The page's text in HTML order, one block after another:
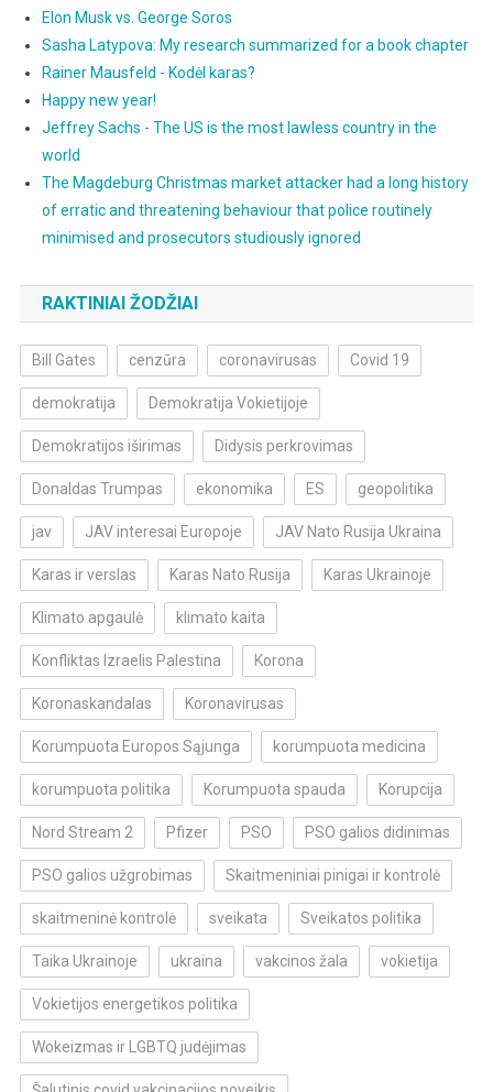
Elon Musk vs. George Soros
Sasha Latypova: My research summarized for a book chapter
Rainer Mausfeld - Kodėl karas?
Happy new year!
Jeffrey Sachs - The US is the most lawless country in the
world
The Magdeburg Christmas market attacker had a long history
of erratic and threatening behaviour that police routinely
minimised and prosecutors studiously ignored
RAKTINIAI ŽODŽIAI
Bill Gates cenzūra coronavirusas Covid 19
demokratija Demokratija Vokietijoje
Demokratijos iširimas Didysis perkrovimas
Donaldas Trumpas ekonomika ES geopolitika
jav JAV interesai Europoje JAV Nato Rusija Ukraina
Karas ir verslas Karas Nato Rusija Karas Ukrainoje
Klimato apgaulė klimato kaita
Konfliktas Izraelis Palestina Korona
Koronaskandalas Koronavirusas
Korumpuota Europos Sąjunga korumpuota medicina
korumpuota politika Korumpuota spauda Korupcija
Nord Stream 2 Pfizer PSO PSO galios didinimas
PSO galios užgrobimas Skaitmeniniai pinigai ir kontrolė
skaitmeninė kontrolė sveikata Sveikatos politika
Taika Ukrainoje ukraina vakcinos žala vokietija
Vokietijos energetikos politika
Wokeizmas ir LGBTQ judėjimas